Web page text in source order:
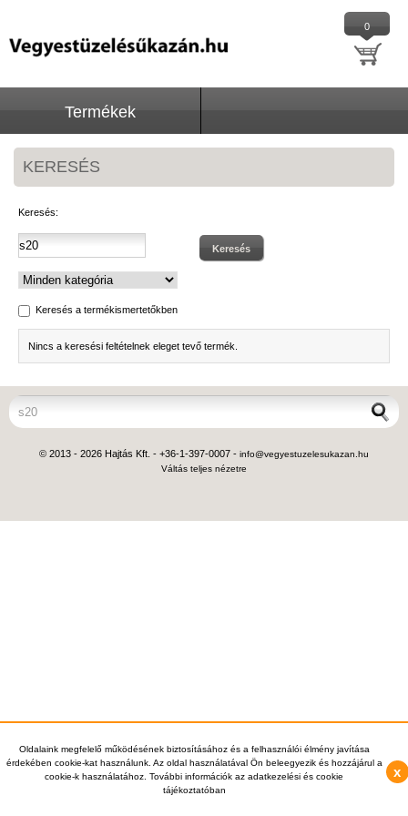
Oldalaink megfelelő működésének biztosításához és a felhasználói élmény javítása
érdekében cookie-kat használunk. Az oldal használatával Ön beleegyezik és hozzájárul a
cookie-k használatához. További információk az adatkezelési és cookie
tájékoztatóban
x
0
Termékek
KERESÉS
Keresés:
Keresés a termékismertetőkben
Keresés
Nincs a keresési feltételnek eleget tevő termék.
© 2013 - 2026 Hajtás Kft. - +36-1-397-0007 - info@vegyestuzelesukazan.hu
Váltás teljes nézetre